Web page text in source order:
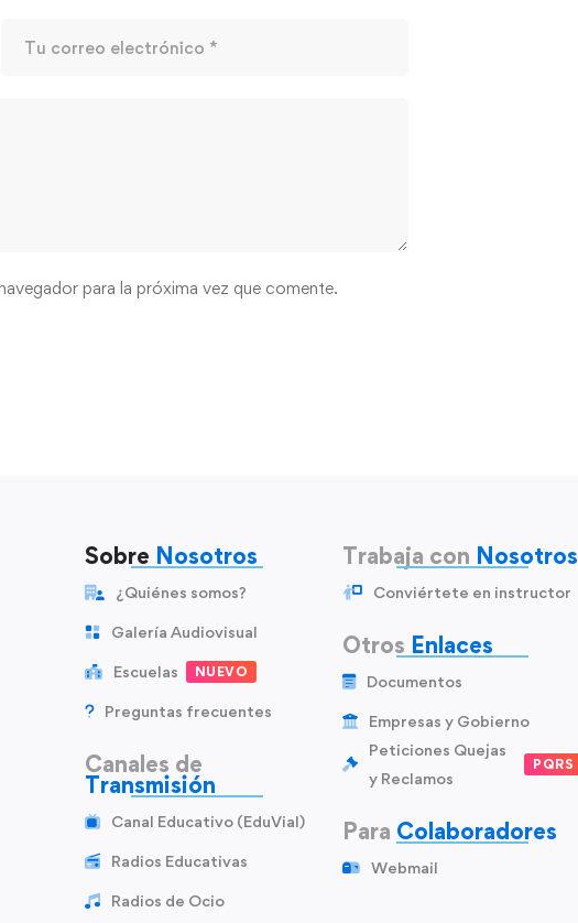
para la próxima vez que comente.
Sobre Nosotros
¿Quiénes somos?
Galería Audiovisual
Escuelas NUEVO
Preguntas frecuentes
Canales de
Transmisión
Canal Educativo (EduVial)
Radios Educativas
Radios de Ocio
Trabaja con Nosotros
Conviértete en instructor
Otros Enlaces
Documentos
Empresas y Gobierno
Peticiones Quejas
y Reclamos
PQRS
Para Colaboradores
Webmail